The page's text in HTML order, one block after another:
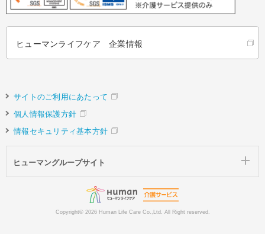
ヒューマンライフケア 企業情報
サイトのご利用にあたって
個人情報保護方針
情報セキュリティ基本方針
ヒューマングループサイト
Copyright© 2026 Human Life Care Co.,Ltd. All Right reserved.